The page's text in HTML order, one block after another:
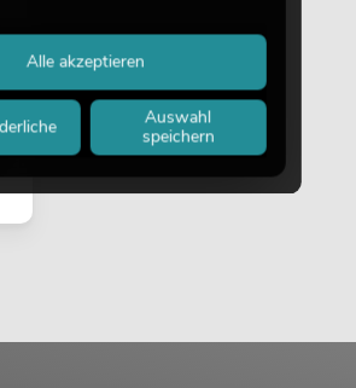
Auswahl
speichern
Alle akzeptieren